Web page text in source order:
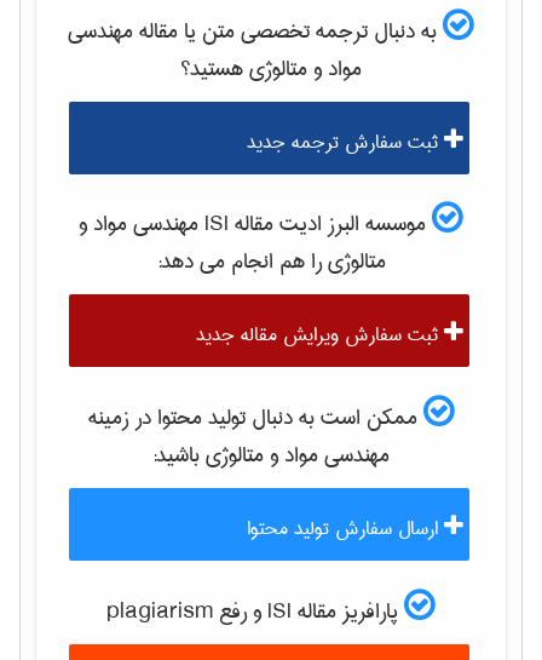
به دنبال ترجمه تخصصی متن یا مقالهمهندسی
مواد و متالوژیهستید؟
ثبت سفارش ترجمه جدید
موسسه البرز ادیت مقاله ISI
مهندسی مواد و
متالوژیرا هم انجام می دهد:
ثبت سفارش ویرایش مقاله جدید
ممکن است به دنبال تولید محتوا در زمینه
مهندسی مواد و متالوژیباشید:
ارسال سفارش تولید محتوا
پارافریز مقاله ISI و رفع plagiarism